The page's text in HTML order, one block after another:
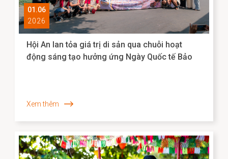
01.06
2026
Hội An lan tỏa giá trị di sản qua chuỗi hoạt
động sáng tạo hưởng ứng Ngày Quốc tế Bảo
Xem thêm